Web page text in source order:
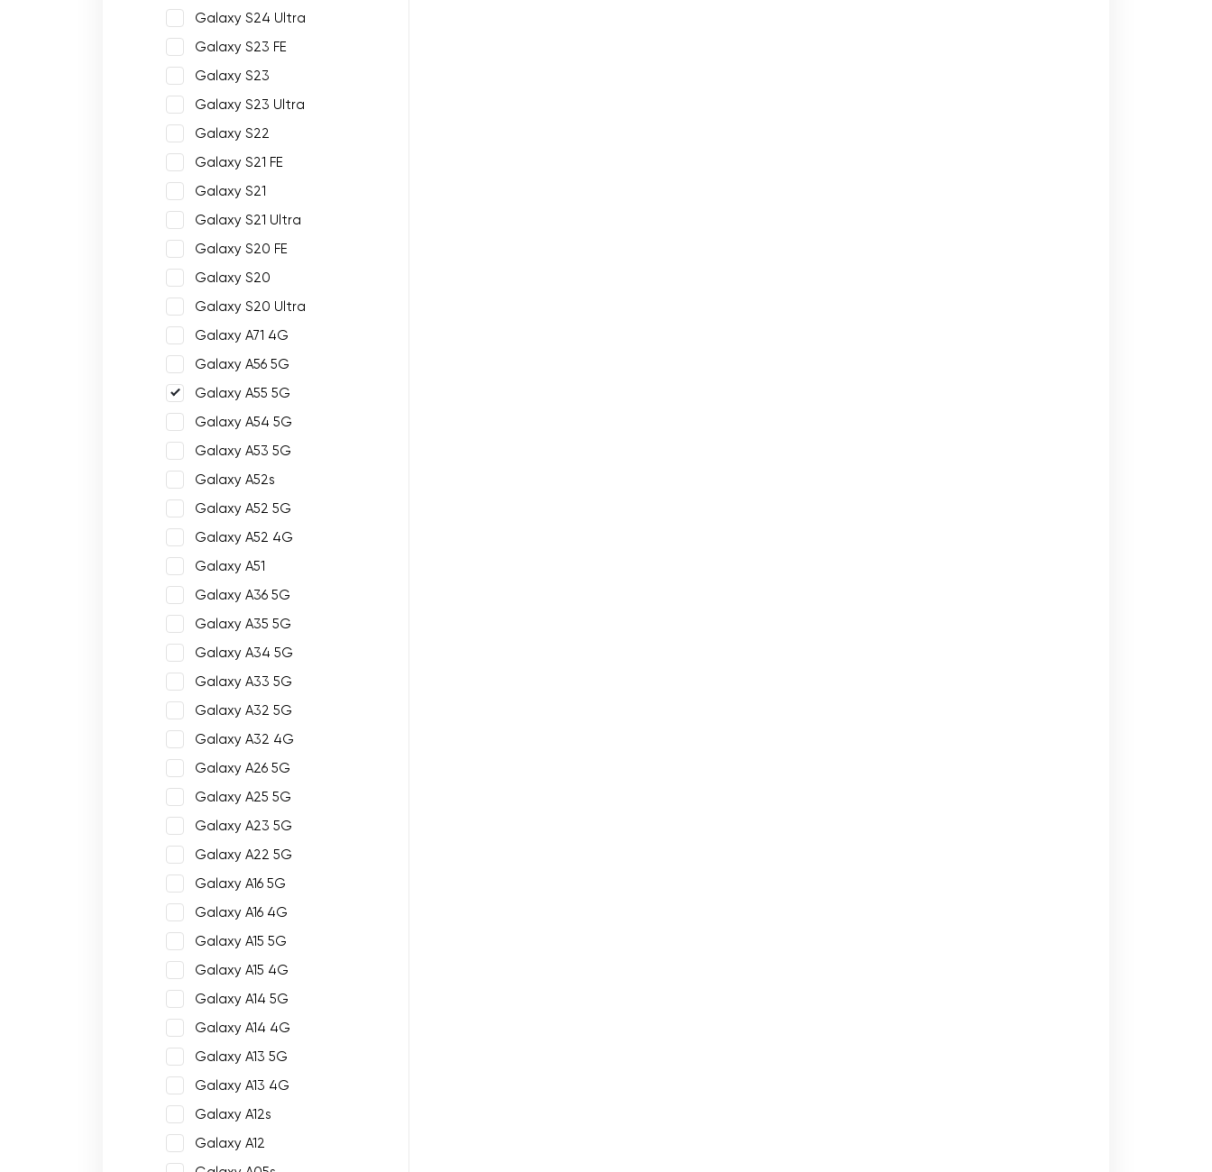
Galaxy S24 Ultra
Galaxy S23 FE
Galaxy S23
Galaxy S23 Ultra
Galaxy S22
Galaxy S21 FE
Galaxy S21
Galaxy S21 Ultra
Galaxy S20 FE
Galaxy S20
Galaxy S20 Ultra
Galaxy A71 4G
Galaxy A56 5G
Galaxy A55 5G
Galaxy A54 5G
Galaxy A53 5G
Galaxy A52s
Galaxy A52 5G
Galaxy A52 4G
Galaxy A51
Galaxy A36 5G
Galaxy A35 5G
Galaxy A34 5G
Galaxy A33 5G
Galaxy A32 5G
Galaxy A32 4G
Galaxy A26 5G
Galaxy A25 5G
Galaxy A23 5G
Galaxy A22 5G
Galaxy A16 5G
Galaxy A16 4G
Galaxy A15 5G
Galaxy A15 4G
Galaxy A14 5G
Galaxy A14 4G
Galaxy A13 5G
Galaxy A13 4G
Galaxy A12s
Galaxy A12